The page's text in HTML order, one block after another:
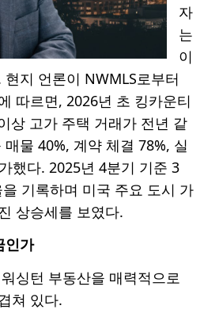
자
는
이
지 언론이 NWMLS로부터
따르면, 2026년 초 킹카운티
상 고가 주택 거래가 전년 같
물 40%, 계약 체결 78%, 실
했다. 2025년 4분기 기준 3
기록하며 미국 주요 도시 가
상승세를 보였다.
인가
싱턴 부동산을 매력적으로
쳐 있다.